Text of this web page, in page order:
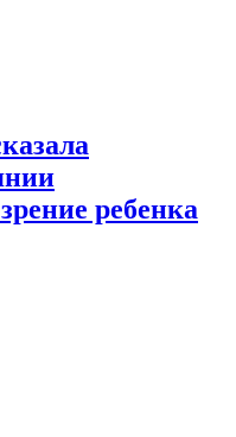
ребенка